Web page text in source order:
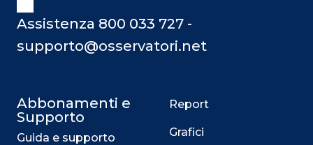
Assistenza 800 033 727 -
supporto@osservatori.net
Abbonamenti e
Supporto
Guida e supporto
Report
Grafici